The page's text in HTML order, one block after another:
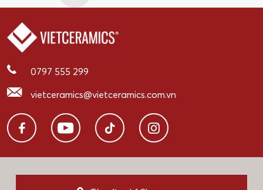
0797 555 299
vietceramics@vietceramics.com.vn